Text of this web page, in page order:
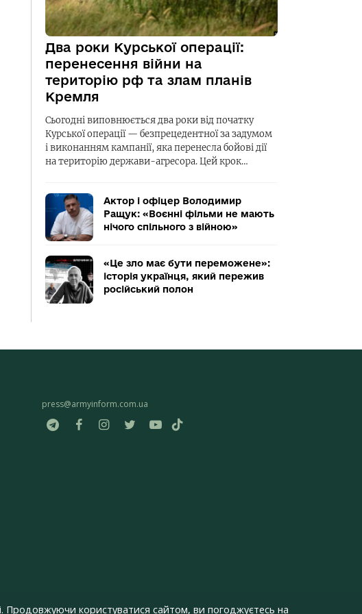
Два роки Курської операції:
перенесення війни на
територію рф та злам планів
Кремля
Сьогодні виповнюється два роки від початку
Курської операції — безпрецедентної за задумом
і виконанням кампанії, яка перенесла бойові дії
на територію держави-агресора. Цей крок…
Актор і офіцер Володимир
Ращук: «Воєнні фільми не мають
нічого спільного з війною»
«Це зло має бути переможене»:
історія українця, який пережив
російський полон
press@armyinform.com.ua
користуватися сайтом, ви погоджуєтесь на